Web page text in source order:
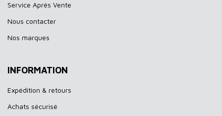
Service Aprés Vente
Nous contacter
Nos marques
INFORMATION
Expédition & retours
Achats sécurisé